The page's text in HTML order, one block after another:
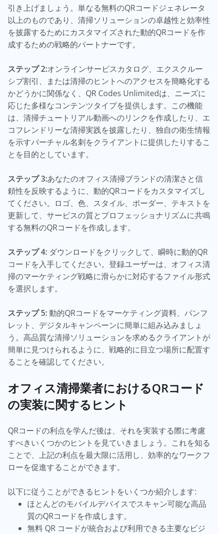
引き上げましょう。単なる無料のQRコードジェネレータ
以上のものであり、清掃ソリューションの卓越性と効率性
を披露するためにカスタマイズされた動的QRコードを作
成するための戦略的パートナーです。
ステップ 2:オンラインサービスカタログ、エクスクルー
シブ割引、または清掃のヒントへのアクセスを簡略化する
かどうかに関係なく、QR Codes Unlimitedは、ニーズに
応じた多様なコンテンツタイプを提供します。この機能
は、清掃チュートリアル動画へのリンクを作成したり、エ
コフレンドリーな清掃実践を披露したり、独自の衛生情報
を示すバーチャル名刺をクライアントに提供したりするこ
とを目的としています。
ステップ 3:あなたのオフィス清掃ブランドの清潔さと信
頼性を反映するように、動的QRコードをカスタマイズし
てください。ロゴ、色、スタイル、ボーダー、テキストを
更新して、サービスの質とプロフェッショナリズムに共鳴
する無料のQRコードを作成します。
ステップ 4: ダウンロードをクリックして、瞬時に動的QR
コードを入手してください。登録ユーザーは、オフィス清
掃のマーケティング戦略に滑らかに対応するファイル形式
を選択します。
ステップ 5:動的QRコードをマーケティング資料、パンフ
レット、デジタルキャンペーンに簡単に組み込みましょ
う。高品質な清掃ソリューションを求めるクライアントが
簡単に見つけられるように、戦略的に目立つ場所に配置す
ることを確認してください。
オフィス清掃業者におけるQRコード
の実装に関するヒント
QRコードの利点を学んだ後は、それを実装する際に考慮
すべきいくつかのヒントを見ていきましょう。これを知る
ことで、上記の利点を最大限に活用し、効率的なワークフ
ローを促進することができます。
以下に従うことができるヒントをいくつか紹介します:
ほとんどのモバイルデバイスでスキャン可能な高品
質のQRコードを作成します。
無料 QR コードが統合および利用できる主要なビジ